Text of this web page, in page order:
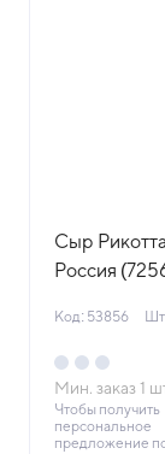
Сыр
Россия
Код: 53856
Мин. заказ 1
Чтобы получить
персональное
предложение